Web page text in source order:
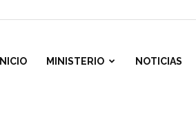
INICIO MINISTERIO NOTICIAS